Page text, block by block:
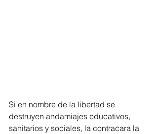
Si en nombre de la libertad se
destruyen andamiajes educativos,
sanitarios y sociales, la contracara la